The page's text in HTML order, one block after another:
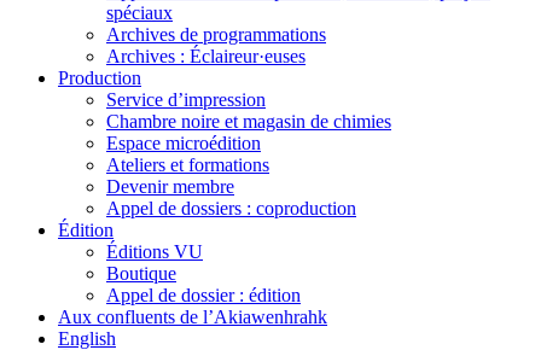
spéciaux
Archives de programmations
Archives : Éclaireur·euses
Production
Service d’impression
Chambre noire et magasin de chimies
Espace microédition
Ateliers et formations
Devenir membre
Appel de dossiers : coproduction
Édition
Éditions VU
Boutique
Appel de dossier : édition
Aux confluents de l’Akiawenhrahk
English